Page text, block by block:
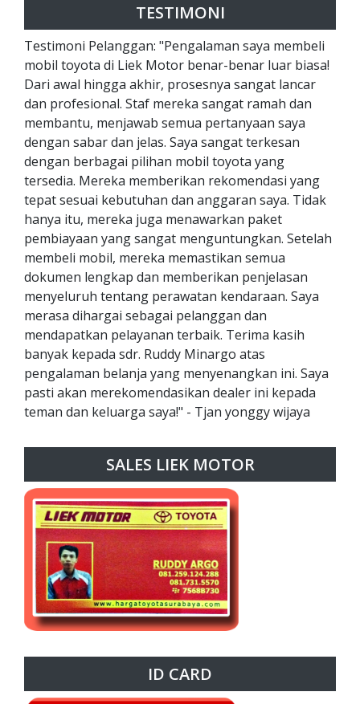
TESTIMONI
Testimoni Pelanggan: "Pengalaman saya membeli
mobil toyota di Liek Motor benar-benar luar biasa!
Dari awal hingga akhir, prosesnya sangat lancar
dan profesional. Staf mereka sangat ramah dan
membantu, menjawab semua pertanyaan saya
dengan sabar dan jelas. Saya sangat terkesan
dengan berbagai pilihan mobil toyota yang
tersedia. Mereka memberikan rekomendasi yang
tepat sesuai kebutuhan dan anggaran saya. Tidak
hanya itu, mereka juga menawarkan paket
pembiayaan yang sangat menguntungkan. Setelah
membeli mobil, mereka memastikan semua
dokumen lengkap dan memberikan penjelasan
menyeluruh tentang perawatan kendaraan. Saya
merasa dihargai sebagai pelanggan dan
mendapatkan pelayanan terbaik. Terima kasih
banyak kepada sdr. Ruddy Minargo atas
pengalaman belanja yang menyenangkan ini. Saya
pasti akan merekomendasikan dealer ini kepada
teman dan keluarga saya!" - Tjan yonggy wijaya
SALES LIEK MOTOR
ID CARD